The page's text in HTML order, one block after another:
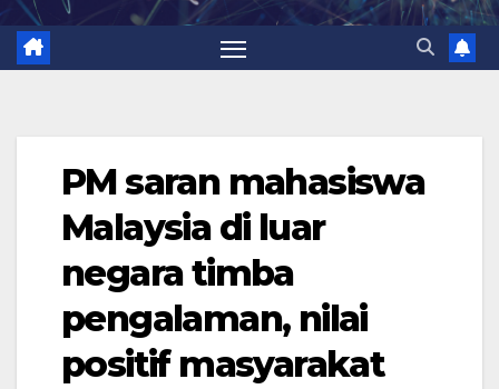
PM saran mahasiswa
Malaysia di luar
negara timba
pengalaman, nilai
positif masyarakat